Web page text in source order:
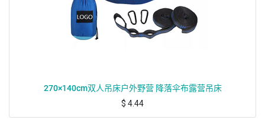
270×140cm双人吊床户外野营 降落伞布露营吊床
$ 4.44